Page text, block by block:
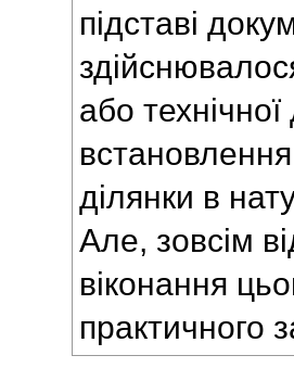
підставі
або
ділянки в
Але, зовсім
віконання
практичного